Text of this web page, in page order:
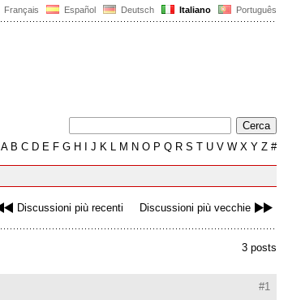
Français Español Deutsch Italiano Português
AB C D E F G H J K L M N O P Q R S T U V W X Y Z #
Discussioni più recenti Discussioni più vecchie
3 posts
#1